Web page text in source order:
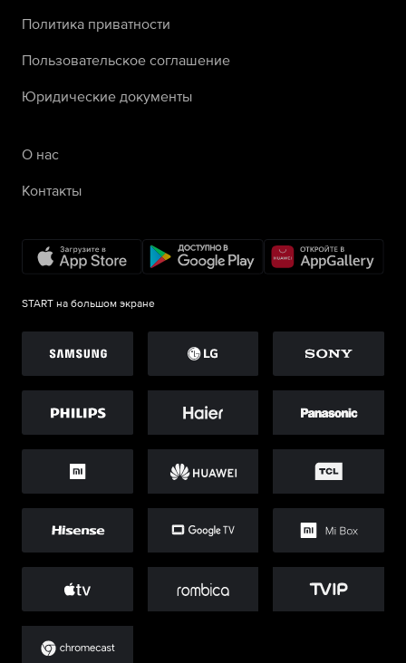
Политика приватности
Пользовательское соглашение
Юридические документы
О нас
Контакты
START на большом экране